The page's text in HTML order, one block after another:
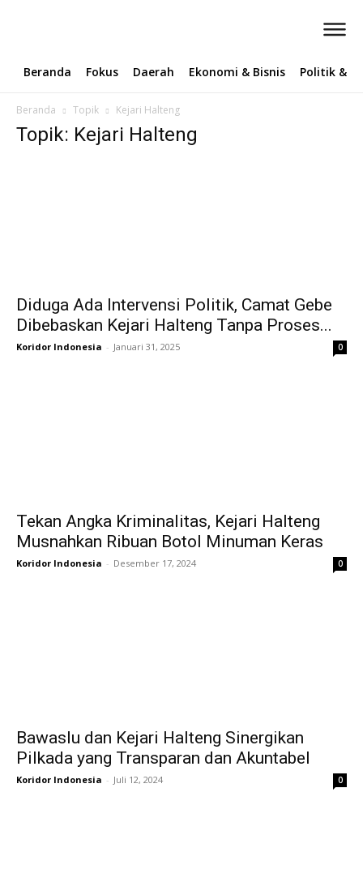
Beranda Fokus Daerah Ekonomi & Bisnis Politik &
Beranda Topik Kejari Halteng
Topik: Kejari Halteng
Diduga Ada Intervensi Politik, Camat Gebe
Dibebaskan Kejari Halteng Tanpa Proses...
Koridor Indonesia - Januari 31, 2025 0
Tekan Angka Kriminalitas, Kejari Halteng
Musnahkan Ribuan Botol Minuman Keras
Koridor Indonesia - Desember 17, 2024 0
Bawaslu dan Kejari Halteng Sinergikan
Pilkada yang Transparan dan Akuntabel
Koridor Indonesia - Juli 12, 2024 0